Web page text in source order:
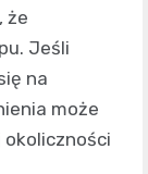
że
Jeśli
na
może